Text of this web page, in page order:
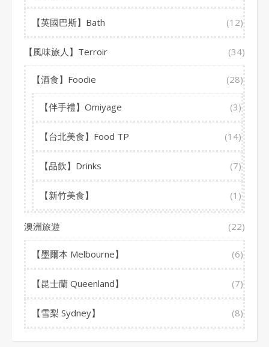
【英國巴斯】Bath (12)
【風味旅人】Terroir (34)
【酒食】Foodie (28)
【伴手禮】Omiyage (3)
【台北美食】Food TP (14)
【品飲】Drinks (7)
【新竹美食】 (1)
澳洲旅遊 (22)
【墨爾本 Melbourne】 (6)
【昆士蘭 Queenland】 (7)
【雪梨 Sydney】 (8)